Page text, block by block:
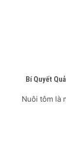
Bí Quyết
Nuôi tôm là